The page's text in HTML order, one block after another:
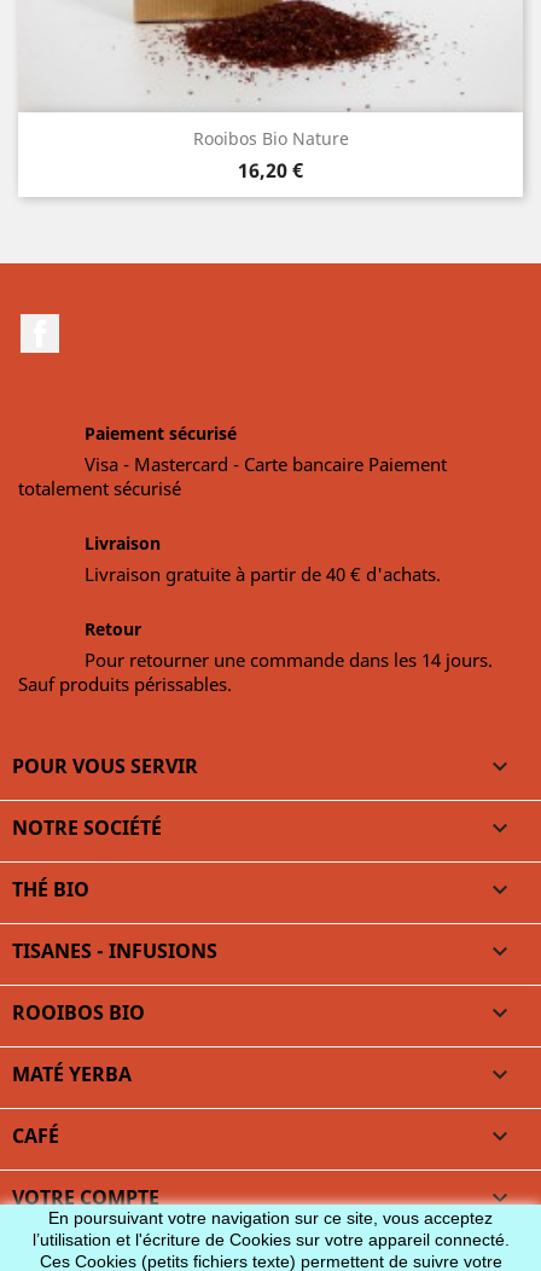
Rooibos Bio Nature
Prix
16,20 €
Paiement sécurisé
Visa - Mastercard - Carte bancaire Paiement
totalement sécurisé
Livraison
Livraison gratuite à partir de 40 € d'achats.
Retour
Pour retourner une commande dans les 14 jours.
Sauf produits périssables.
POUR VOUS SERVIR 
NOTRE SOCIÉTÉ 
THÉ BIO 
TISANES - INFUSIONS 
ROOIBOS BIO 
MATÉ YERBA 
CAFÉ 
VOTRE COMPTE 
INFORMATIONS
En poursuivant votre navigation sur ce site, vous acceptez
l’utilisation et l'écriture de Cookies sur votre appareil connecté.
Ces Cookies (petits fichiers texte) permettent de suivre votre